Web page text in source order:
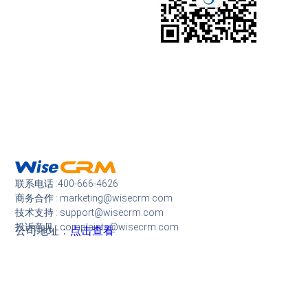
联系电话 :400-666-4626
商务合作 : marketing@wisecrm.com
技术支持 : support@wisecrm.com
投诉意见 : complaints@wisecrm.com
公司地址：点击查看